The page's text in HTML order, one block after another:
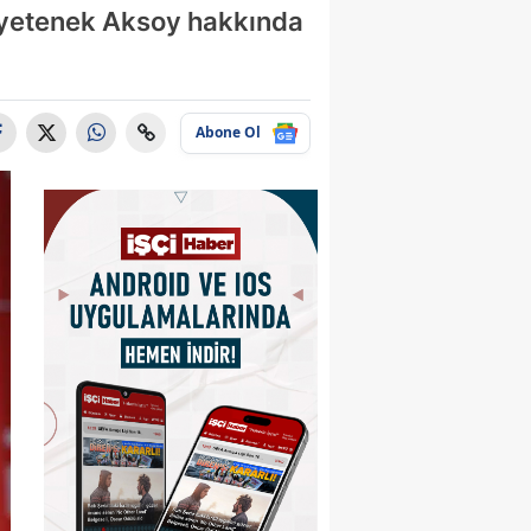
Aksoy hakkında
Abone Ol